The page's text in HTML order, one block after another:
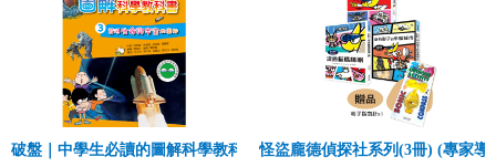
破盤｜中學生必讀的圖解科學教科書3 發現生命與宇宙的奧祕
怪盜龐德偵